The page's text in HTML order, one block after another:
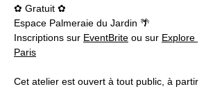
✿ Gratuit ✿
Espace Palmeraie du Jardin 🌴
Inscriptions sur EventBrite ou sur Explore
Paris
Cet atelier est ouvert à tout public, à partir